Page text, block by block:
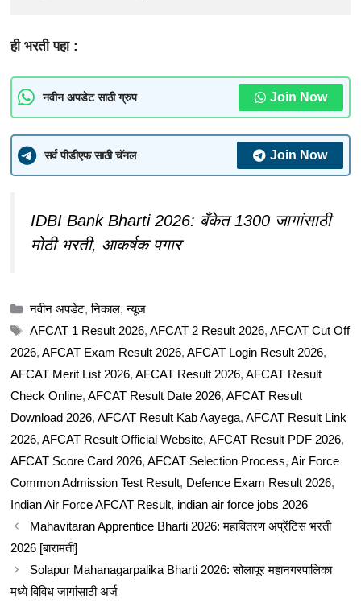
ही भरती पहा :
नवीन अपडेट साठी ग्रुप Join Now
सर्व पीडीएफ साठी चॅनल Join Now
IDBI Bank Bharti 2026: बँकेत 1300 जागांसाठी
मोठी भरती, आकर्षक पगार
Categories
नवीन अपडेट,निकाल,न्यूज
Tags
AFCAT 1 Result 2026, AFCAT 2 Result 2026, AFCAT Cut Off
2026, AFCAT Exam Result 2026, AFCAT Login Result 2026,
AFCAT Merit List 2026, AFCAT Result 2026, AFCAT Result
Check Online, AFCAT Result Date 2026, AFCAT Result
Download 2026, AFCAT Result Kab Aayega, AFCAT Result Link
2026, AFCAT Result Official Website, AFCAT Result PDF 2026,
AFCAT Score Card 2026, AFCAT Selection Process, Air Force
Common Admission Test Result, Defence Exam Result 2026,
Indian Air Force AFCAT Result, indian air force jobs 2026
Mahavitaran Apprentice Bharti 2026: महावितरण अप्रेंटिस भरती
2026 [बारामती]
Solapur Mahanagarpalika Bharti 2026: सोलापूर महानगरपालिका
मध्ये विविध जागांसाठी अर्ज